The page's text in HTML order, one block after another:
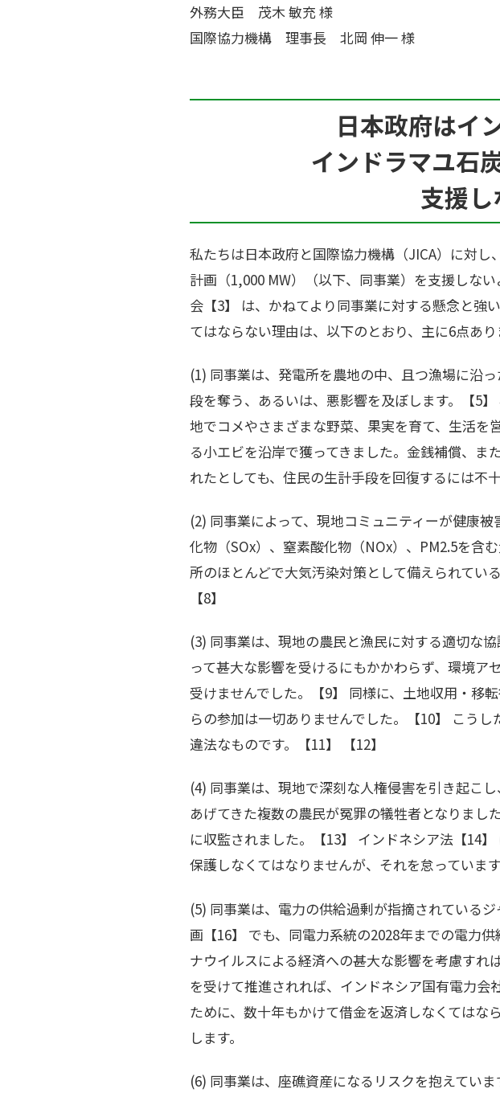
外務大臣 茂木 敏充 様
国際協力機構 理事長 北岡 伸一 様
日本政府はイ
インドラマユ石
支援
私たちは日本政府と国際協力機構（JICA）に対
計画（1,000 MW）（以下、同事業）を支援しな
会【3】 は、かねてより同事業に対する懸念と強
てはならない理由は、以下のとおり、主に6点あり
(1) 同事業は、発電所を農地の中、且つ漁場に沿
段を奪う、あるいは、悪影響を及ぼします。【5
地でコメやさまざまな野菜、果実を育て、生活
る小エビを沿岸で獲ってきました。金銭補償、
れたとしても、住民の生計手段を回復するには不
(2) 同事業によって、現地コミュニティーが健康
化物（SOx）、窒素酸化物（NOx）、PM2.5を含
所のほとんどで大気汚染対策として備えられてい
【8】
(3) 同事業は、現地の農民と漁民に対する適切な
って甚大な影響を受けるにもかかわらず、環境
受けませんでした。【9】 同様に、土地収用・移
らの参加は一切ありませんでした。【10】 こう
違法なものです。【11】 【12】
(4) 同事業は、現地で深刻な人権侵害を引き起こ
あげてきた複数の農民が冤罪の犠牲者となりま
に収監されました。【13】 インドネシア法【14
保護しなくてはなりませんが、それを怠っています
(5) 同事業は、電力の供給過剰が指摘されている
画【16】 でも、同電力系統の2028年までの電力
ナウイルスによる経済への甚大な影響を考慮すれ
を受けて推進されれば、インドネシア国有電力
ために、数十年もかけて借金を返済しなくては
します。
(6) 同事業は、座礁資産になるリスクを抱えてい